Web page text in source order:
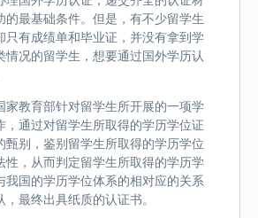
的最基础条件。但是，有不少留学生
只有成绩单和毕业证，并没有拿到学
情况的留学生，想要通过国外学历认
家教育部针对留学生所开展的一项学
，通过对留学生所取得的学历学位证
甄别，鉴别留学生所取得的学历学位
性，从而判定留学生所取得的学历学
我国的学历学位体系的相对应的关系
最终出具纸质的认证书。